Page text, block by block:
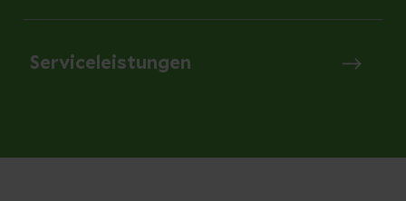
Serviceleistungen